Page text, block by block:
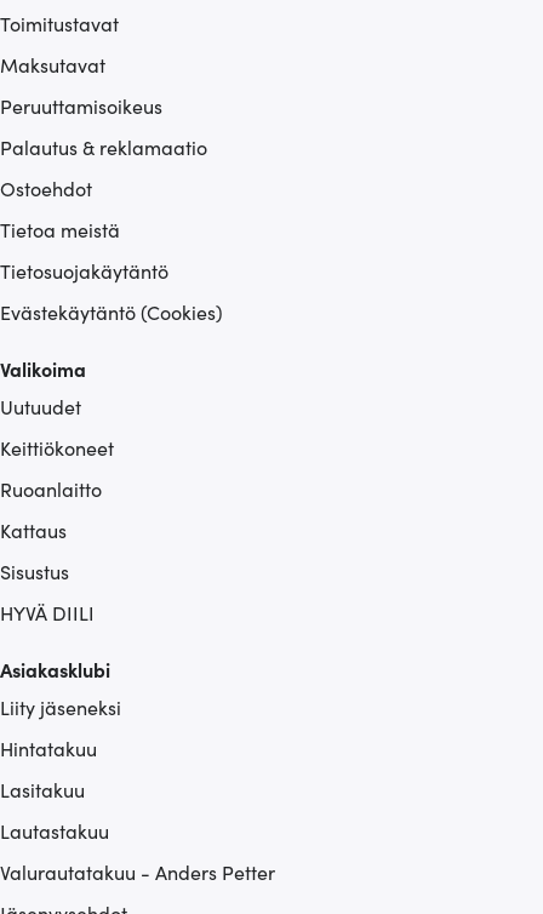
Toimitustavat
Maksutavat
Peruuttamisoikeus
Palautus & reklamaatio
Ostoehdot
Tietoa meistä
Tietosuojakäytäntö
Evästekäytäntö (Cookies)
Valikoima
Uutuudet
Keittiökoneet
Ruoanlaitto
Kattaus
Sisustus
HYVÄ DIILI
Asiakasklubi
Liity jäseneksi
Hintatakuu
Lasitakuu
Lautastakuu
Valurautatakuu - Anders Petter